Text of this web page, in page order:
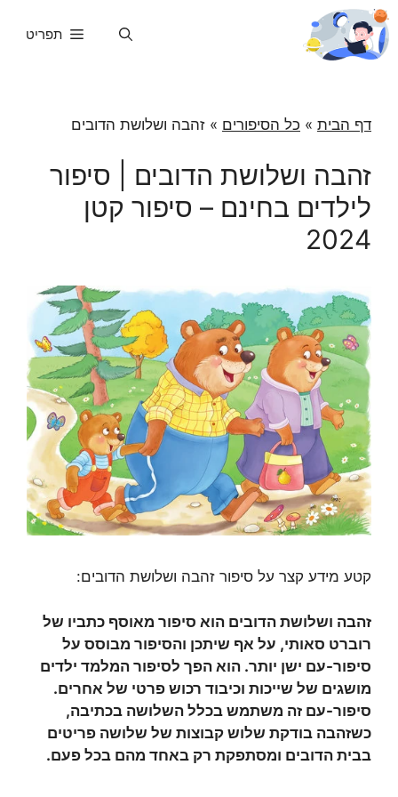
לדלג
לתוכן
תפריט
דף הבית » כל הסיפורים » זהבה ושלושת הדובים
זהבה ושלושת הדובים | סיפור
לילדים בחינם – סיפור קטן
2024
קטע מידע קצר על סיפור זהבה ושלושת הדובים:
זהבה ושלושת הדובים הוא סיפור מאוסף כתביו של
רוברט סאותי, על אף שיתכן והסיפור מבוסס על
סיפור-עם ישן יותר. הוא הפך לסיפור המלמד ילדים
מושגים של שייכות וכיבוד רכוש פרטי של אחרים.
סיפור-עם זה משתמש בכלל השלושה בכתיבה,
כשזהבה בודקת שלוש קבוצות של שלושה פריטים
בבית הדובים ומסתפקת רק באחד מהם בכל פעם.